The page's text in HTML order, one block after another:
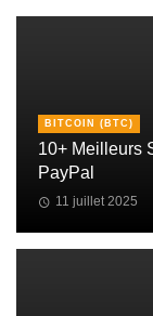
BITCOIN (BTC)
10+ Meilleurs
PayPal
11 juillet 2025